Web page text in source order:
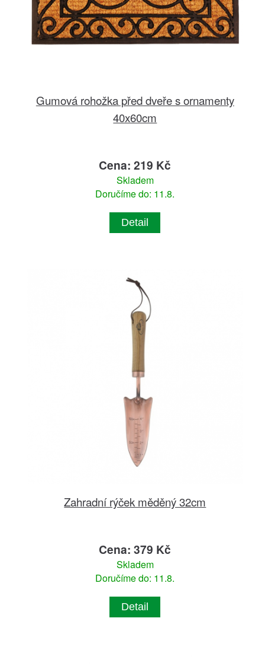
Gumová rohožka před dveře s ornamenty
40x60cm
Cena: 219 Kč
Skladem
Doručíme do: 11.8.
Detail
Zahradní rýček měděný 32cm
Cena: 379 Kč
Skladem
Doručíme do: 11.8.
Detail